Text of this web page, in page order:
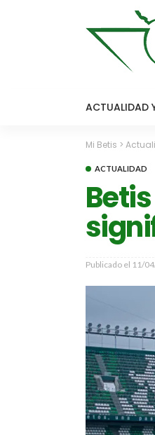
ACTUALIDAD
Mi Betis >
ACTUALIDAD
Publicado el 11/